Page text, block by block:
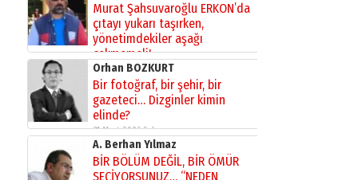
Murat Şahsuvaroğlu ERKON’da
çıtayı yukarı taşırken,
yönetimdekiler aşağı
çekmemeli!
17 Şubat 2026 SalıOrhan BOZKURT
Bir fotoğraf, bir şehir, bir
gazeteci… Dizginler kimin
elinde?
31 Mart 2026 Salı
A. Berhan Yılmaz
BİR BÖLÜM DEĞİL, BİR ÖMÜR
SEÇİYORSUNUZ… “NEDEN